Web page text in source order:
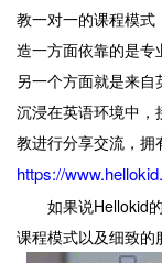
教一对一的课程模
造一方面依靠的是专
另一个方面就是来
沉浸在英语环境中
教进行分享交流，拥
https://
如果说Hellokid的
课程模式以及细致的